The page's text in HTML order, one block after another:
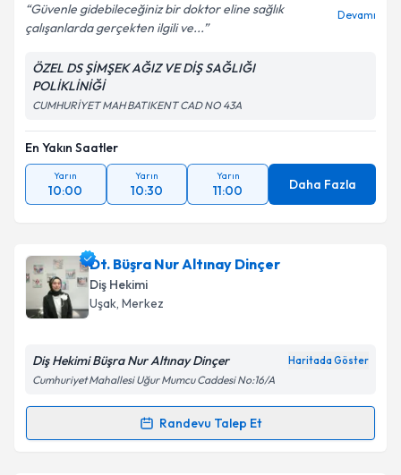
Güvenle gidebileceğiniz bir doktor eline sağlık
çalışanlarda gerçekten ilgili ve...
Devamı
ÖZEL DS ŞİMŞEK AĞIZ VE DİŞ SAĞLIĞI
POLİKLİNİĞİ
CUMHURİYET MAH BATIKENT CAD NO 43A
En Yakın Saatler
Yarın
10:00
Yarın
10:30
Yarın
11:00 Daha Fazla
Dt. Büşra Nur Altınay Dinçer
Diş Hekimi
Uşak, Merkez
Diş Hekimi Büşra Nur Altınay Dinçer Haritada Göster
Cumhuriyet Mahallesi Uğur Mumcu Caddesi No:16/A
Randevu Talep Et
Randevu Takvimi Talebi